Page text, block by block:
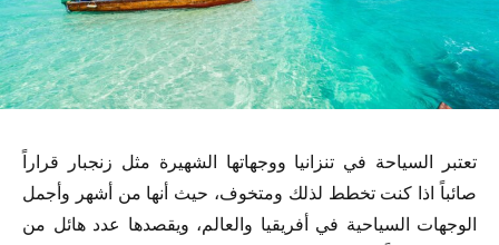
تعتبر السياحة في تنزانيا ووجهاتها الشهيرة مثل زنجبار قراراً
صائباً اذا كنت تخطط لذلك ومتخوف، حيث أنها من أشهر وأجمل
الوجهات السياحية في أفريقيا والعالم، ويقصدها عدد هائل من